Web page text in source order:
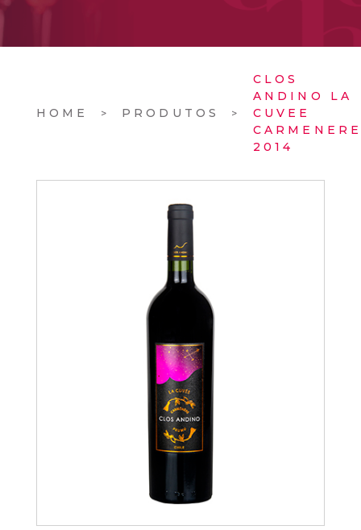
HOME PRODUTOS
CLOS
ANDINO LA
CUVEE
2014